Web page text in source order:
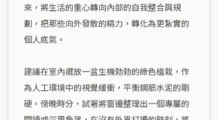
來，將生活的重心轉向內部的自我整合與規
劃，把那些向外發散的精力，轉化為更紮實的
個人底氣。
建議在室內擺放一盆生機勃勃的綠色植栽，作
為人工環境中的視覺緩衝，平衡鋼筋水泥的剛
硬。傍晚時分，試著將窗邊整理出一個專屬的